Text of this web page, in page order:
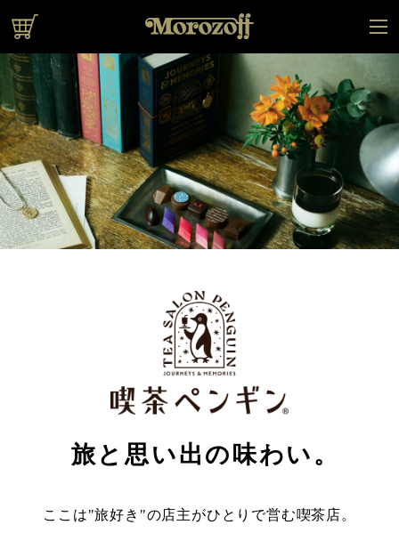
旅と思い出の味わい。
ここは"旅好き"の店主がひとりで営む喫茶店。